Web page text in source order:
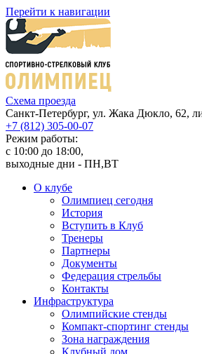
Перейти к навигации
Cхема проезда
Санкт-Петербург, ул. Жака Дюкло, 62,
+7 (812) 305-00-07
Режим работы:
c 10:00 до 18:00,
выходные дни - ПН,ВТ
О клубе
Олимпиец сегодня
История
Вступить в Клуб
Тренеры
Партнеры
Документы
Федерация стрельбы
Контакты
Инфраструктура
Олимпийские стенды
Компакт-спортинг стенды
Зона награждения
Клубный дом